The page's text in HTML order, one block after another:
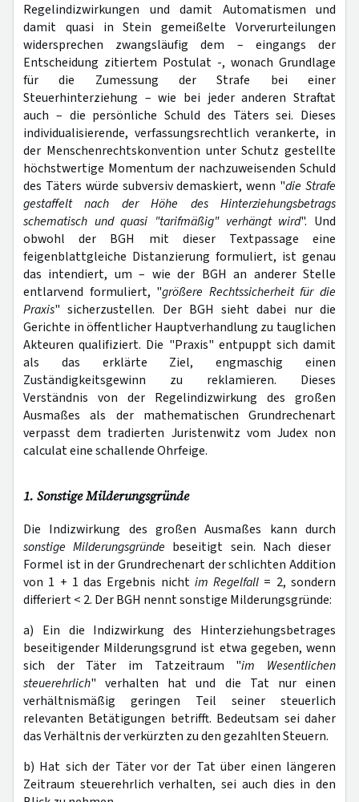
Regelindizwirkungen und damit Automatismen und
damit quasi in Stein gemeißelte Vorverurteilungen
widersprechen zwangsläufig dem – eingangs der
Entscheidung zitiertem Postulat -, wonach Grundlage
für die Zumessung der Strafe bei einer
Steuerhinterziehung – wie bei jeder anderen Straftat
auch – die persönliche Schuld des Täters sei. Dieses
individualisierende, verfassungsrechtlich verankerte, in
der Menschenrechtskonvention unter Schutz gestellte
höchstwertige Momentum der nachzuweisenden Schuld
des Täters würde subversiv demaskiert, wenn "die Strafe
gestaffelt nach der Höhe des Hinterziehungsbetrags
schematisch und quasi "tarifmäßig" verhängt wird". Und
obwohl der BGH mit dieser Textpassage eine
feigenblattgleiche Distanzierung formuliert, ist genau
das intendiert, um – wie der BGH an anderer Stelle
entlarvend formuliert, "größere Rechtssicherheit für die
Praxis" sicherzustellen. Der BGH sieht dabei nur die
Gerichte in öffentlicher Hauptverhandlung zu tauglichen
Akteuren qualifiziert. Die "Praxis" entpuppt sich damit
als das erklärte Ziel, engmaschig einen
Zuständigkeitsgewinn zu reklamieren. Dieses
Verständnis von der Regelindizwirkung des großen
Ausmaßes als der mathematischen Grundrechenart
verpasst dem tradierten Juristenwitz vom Judex non
calculat eine schallende Ohrfeige.
1. Sonstige Milderungsgründe
Die Indizwirkung des großen Ausmaßes kann durch
sonstige Milderungsgründe beseitigt sein. Nach dieser
Formel ist in der Grundrechenart der schlichten Addition
von 1 + 1 das Ergebnis nichtim Regelfall = 2, sondern
differiert < 2. Der BGH nennt sonstige Milderungsgründe:
a) Ein die Indizwirkung des Hinterziehungsbetrages
beseitigender Milderungsgrund ist etwa gegeben, wenn
sich der Täter im Tatzeitraum
"im Wesentlichen
steuerehrlich" verhalten hat und die Tat nur einen
verhältnismäßig geringen Teil seiner steuerlich
relevanten Betätigungen betrifft. Bedeutsam sei daher
das Verhältnis der verkürzten zu den gezahlten Steuern.
b) Hat sich der Täter vor der Tat über einen längeren
Zeitraum steuerehrlich verhalten, sei auch dies in den